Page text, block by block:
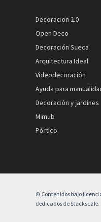
Decoracion 2.0
Open Deco
Decoración Sueca
Arquitectura Ideal
Videodecoración
Ayuda para
Decoración y jardines
Mimub
Pórtico
© Contenidos bajo
dedicados de Stackscale.